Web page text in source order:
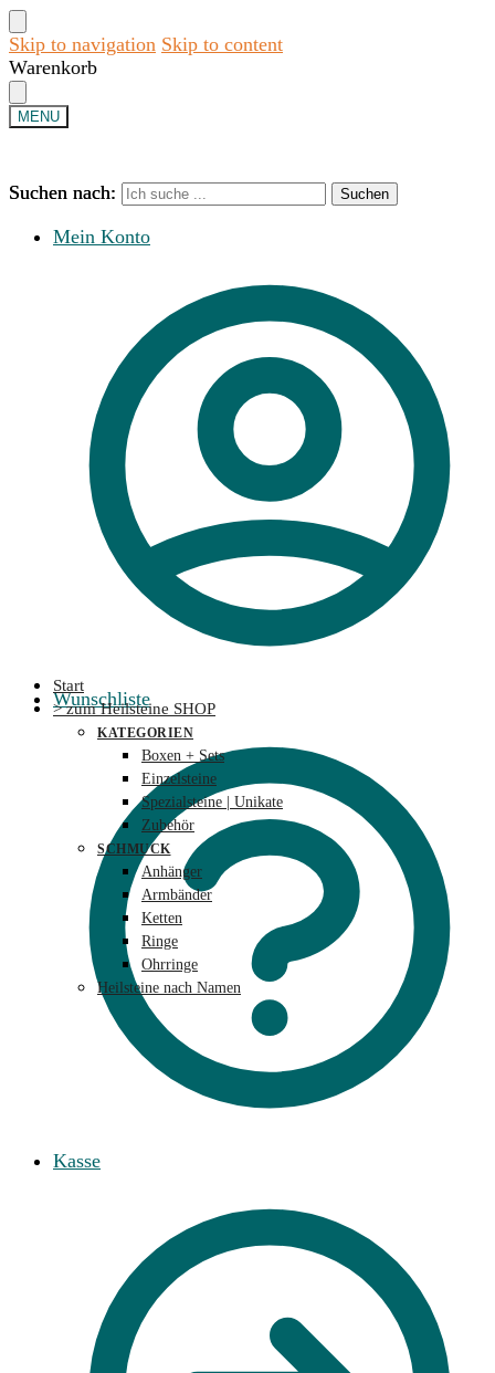
Skip to navigation Skip to content
Warenkorb
MENU
Suchen nach: Suchen
Mein Konto
Wunschliste
Kasse
Suchen nach: Suchen
Start
> zum Heilsteine SHOP
KATEGORIEN
Boxen + Sets
Einzelsteine
Spezialsteine | Unikate
Zubehör
SCHMUCK
Anhänger
Armbänder
Ketten
Ringe
Ohrringe
Heilsteine nach Namen